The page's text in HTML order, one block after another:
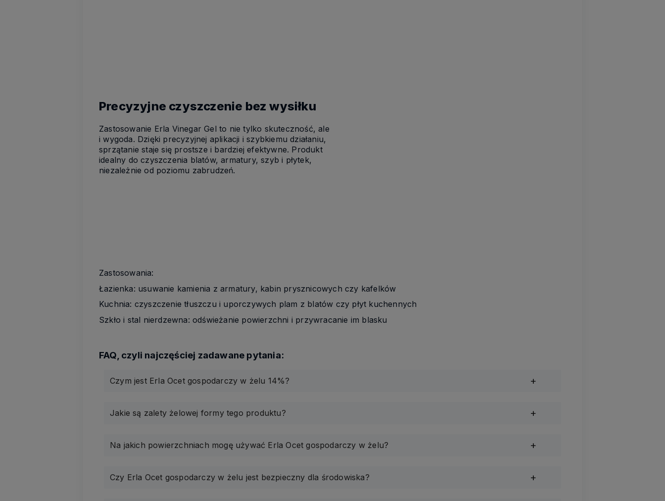
Precyzyjne czyszczenie bez wysiłku
Zastosowanie Erla Vinegar Gel to nie tylko skuteczność, ale
i wygoda. Dzięki precyzyjnej aplikacji i szybkiemu działaniu,
sprzątanie staje się prostsze i bardziej efektywne. Produkt
idealny do czyszczenia blatów, armatury, szyb i płytek,
niezależnie od poziomu zabrudzeń.
Zastosowania:
Łazienka: usuwanie kamienia z armatury, kabin prysznicowych czy kafelków
Kuchnia: czyszczenie tłuszczu i uporczywych plam z blatów czy płyt kuchennych
Szkło i stal nierdzewna: odświeżanie powierzchni i przywracanie im blasku
Czym jest Erla Ocet gospodarczy w żelu 14%?
Jakie są zalety żelowej formy tego produktu?
Na jakich powierzchniach mogę używać Erla Ocet gospodarczy w żelu?
Czy Erla Ocet gospodarczy w żelu jest bezpieczny dla środowiska?